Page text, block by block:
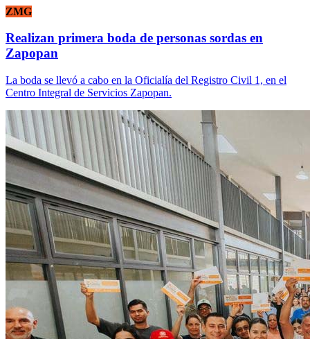
ZMG
Realizan primera boda de personas sordas en
Zapopan
La boda se llevó a cabo en la Oficialía del Registro Civil 1, en el
Centro Integral de Servicios Zapopan.